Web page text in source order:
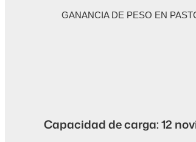
GANANCIA DE PESO EN
Capacidad de carga: 12